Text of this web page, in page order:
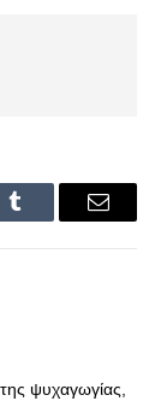
Tumblr Email
ψυχαγωγίας,